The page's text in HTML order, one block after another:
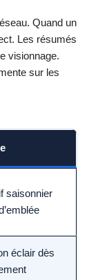
Quand un
Les résumés
visionnage.
sur les
saisonnier
éclair dès